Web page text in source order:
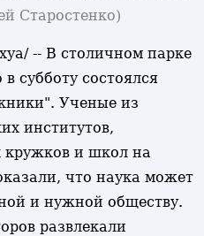
Старостенко)
-- В столичном парке
субботу состоялся
Ученые из
институтов,
кружков и школ на
что наука может
и нужной обществу.
развлекали